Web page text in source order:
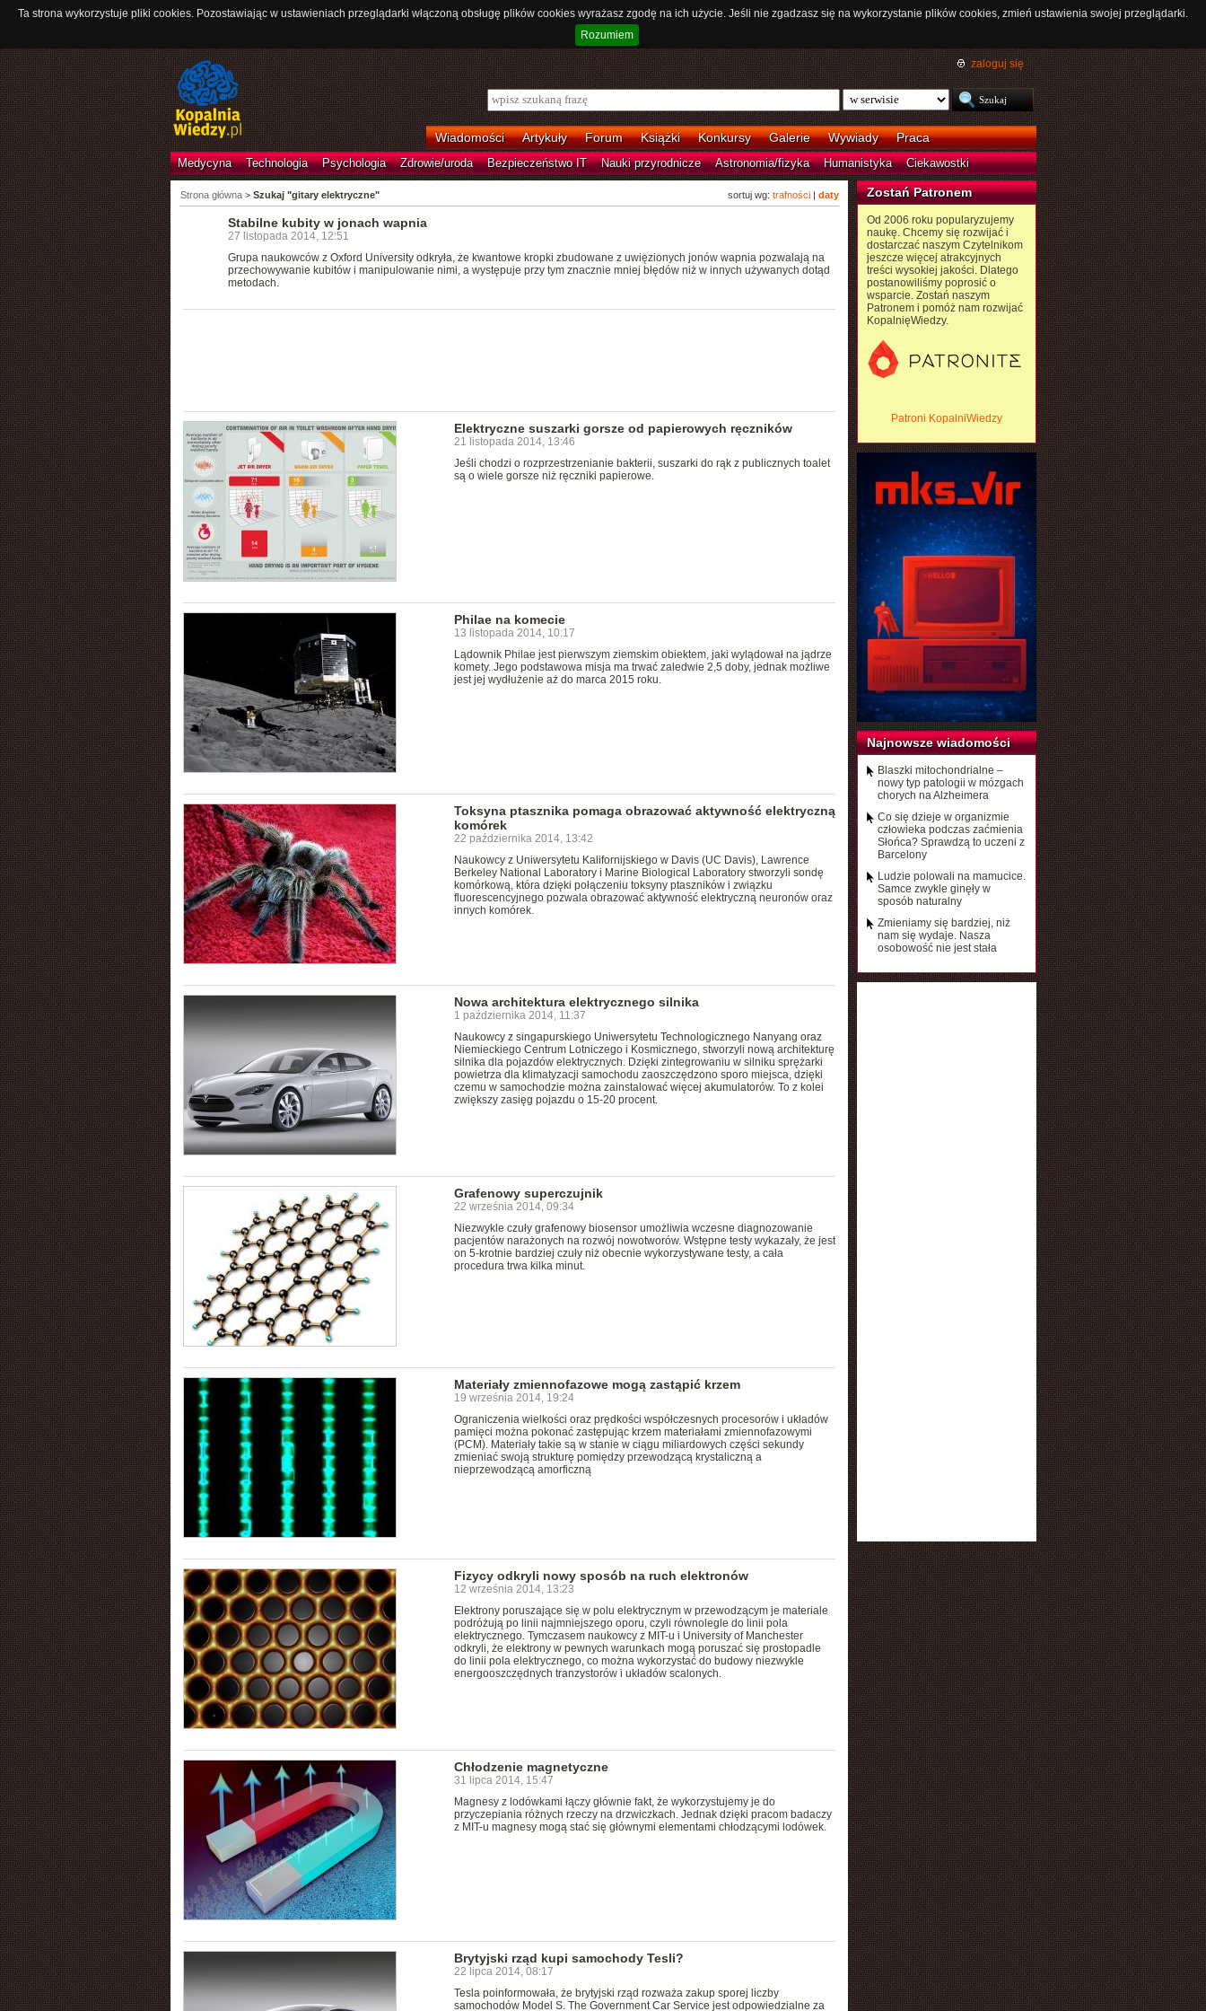
Ta strona wykorzystuje pliki cookies. Pozostawiając w ustawieniach przeglądarki włączoną obsługę plików cookies wyrażasz zgodę na ich użycie. Jeśli nie zgadzasz się na wykorzystanie plików cookies, zmień ustawienia swojej przeglądarki.
Rozumiem
zaloguj się
Wiadomości Artykuły Forum Książki Konkursy Galerie Wywiady Praca
Medycyna Technologia Psychologia Zdrowie/uroda Bezpieczeństwo IT Nauki przyrodnicze Astronomia/fizyka Humanistyka Ciekawostki
sortuj wg: trafności| daty
Strona główna> Szukaj "gitary elektryczne"
Stabilne kubity w jonach wapnia
27 listopada 2014, 12:51
Grupa naukowców z Oxford University odkryła, że kwantowe kropki zbudowane z uwięzionych jonów wapnia pozwalają na
przechowywanie kubitów i manipulowanie nimi, a występuje przy tym znacznie mniej błędów niż w innych używanych dotąd
metodach.
Elektryczne suszarki gorsze od papierowych ręczników
21 listopada 2014, 13:46
Jeśli chodzi o rozprzestrzenianie bakterii, suszarki do rąk z publicznych toalet
są o wiele gorsze niż ręczniki papierowe.
Philae na komecie
13 listopada 2014, 10:17
Lądownik Philae jest pierwszym ziemskim obiektem, jaki wylądował na jądrze
komety. Jego podstawowa misja ma trwać zaledwie 2,5 doby, jednak możliwe
jest jej wydłużenie aż do marca 2015 roku.
Toksyna ptasznika pomaga obrazować aktywność elektryczną
komórek
22 października 2014, 13:42
Naukowcy z Uniwersytetu Kalifornijskiego w Davis (UC Davis), Lawrence
Berkeley National Laboratory i Marine Biological Laboratory stworzyli sondę
komórkową, która dzięki połączeniu toksyny ptaszników i związku
fluorescencyjnego pozwala obrazować aktywność elektryczną neuronów oraz
innych komórek.
Nowa architektura elektrycznego silnika
1 października 2014, 11:37
Naukowcy z singapurskiego Uniwersytetu Technologicznego Nanyang oraz
Niemieckiego Centrum Lotniczego i Kosmicznego, stworzyli nową architekturę
silnika dla pojazdów elektrycznych. Dzięki zintegrowaniu w silniku sprężarki
powietrza dla klimatyzacji samochodu zaoszczędzono sporo miejsca, dzięki
czemu w samochodzie można zainstalować więcej akumulatorów. To z kolei
zwiększy zasięg pojazdu o 15-20 procent.
Grafenowy superczujnik
22 września 2014, 09:34
Niezwykle czuły grafenowy biosensor umożliwia wczesne diagnozowanie
pacjentów narażonych na rozwój nowotworów. Wstępne testy wykazały, że jest
on 5-krotnie bardziej czuły niż obecnie wykorzystywane testy, a cała
procedura trwa kilka minut.
Materiały zmiennofazowe mogą zastąpić krzem
19 września 2014, 19:24
Ograniczenia wielkości oraz prędkości współczesnych procesorów i układów
pamięci można pokonać zastępując krzem materiałami zmiennofazowymi
(PCM). Materiały takie są w stanie w ciągu miliardowych części sekundy
zmieniać swoją strukturę pomiędzy przewodzącą krystaliczną a
nieprzewodzącą amorficzną
Fizycy odkryli nowy sposób na ruch elektronów
12 września 2014, 13:23
Elektrony poruszające się w polu elektrycznym w przewodzącym je materiale
podróżują po linii najmniejszego oporu, czyli równolegle do linii pola
elektrycznego. Tymczasem naukowcy z MIT-u i University of Manchester
odkryli, że elektrony w pewnych warunkach mogą poruszać się prostopadle
do linii pola elektrycznego, co można wykorzystać do budowy niezwykle
energooszczędnych tranzystorów i układów scalonych.
Chłodzenie magnetyczne
31 lipca 2014, 15:47
Magnesy z lodówkami łączy głównie fakt, że wykorzystujemy je do
przyczepiania różnych rzeczy na drzwiczkach. Jednak dzięki pracom badaczy
z MIT-u magnesy mogą stać się głównymi elementami chłodzącymi lodówek.
Brytyjski rząd kupi samochody Tesli?
22 lipca 2014, 08:17
Tesla poinformowała, że brytyjski rząd rozważa zakup sporej liczby
samochodów Model S. The Government Car Service jest odpowiedzialne za
Zostań Patronem
Od 2006 roku popularyzujemy
naukę. Chcemy się rozwijać i
dostarczać naszym Czytelnikom
jeszcze więcej atrakcyjnych
treści wysokiej jakości. Dlatego
postanowiliśmy poprosić o
wsparcie. Zostań naszym
Patronem i pomóż nam rozwijać
KopalnięWiedzy.
Patroni KopalniWiedzy
Najnowsze wiadomości
Blaszki mitochondrialne –
nowy typ patologii w mózgach
chorych na Alzheimera
Co się dzieje w organizmie
człowieka podczas zaćmienia
Słońca? Sprawdzą to uczeni z
Barcelony
Ludzie polowali na mamucice.
Samce zwykle ginęły w
sposób naturalny
Zmieniamy się bardziej, niż
nam się wydaje. Nasza
osobowość nie jest stała